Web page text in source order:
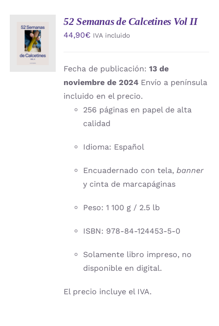
AÑADIR
AL
CARRITO
/
DETALLES
52 Semanas de Calcetines Vol II
44,90€ IVA incluido
Fecha de publicación:13 de
noviembre de 2024 Envío a península
incluido en el precio.
256 páginas en papel de alta
calidad
Idioma: Español
Encuadernado con tela,banner
y cinta de marcapáginas
Peso: 1 100 g / 2.5 lb
ISBN: 978-84-124453-5-0
Solamente libro impreso, no
disponible en digital.
El precio incluye el IVA.